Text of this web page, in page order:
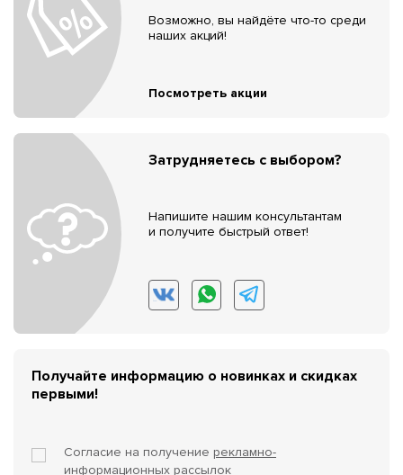
Возможно, вы найдёте что-то среди
наших акций!
Посмотреть акции
Затрудняетесь с выбором?
Напишите нашим консультантам
и получите быстрый ответ!
Получайте информацию о новинках и скидках
первыми!
Согласие на получение рекламно-
информационных рассылок